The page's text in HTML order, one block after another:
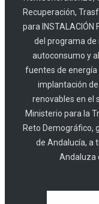
Recuperación,
para INSTALACIÓN
del programa de
autoconsumo y
fuentes de energía
implantación
renovables en el
Ministerio para la
Reto Demográfico,
de Andalucía, a
Andaluza